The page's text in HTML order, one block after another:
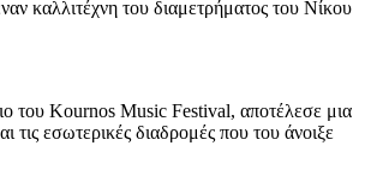
καλλιτέχνη του διαμετρήματος του Νίκου
του Kournos Music Festival, αποτέλεσε μια
τις εσωτερικές διαδρομές που του άνοιξε